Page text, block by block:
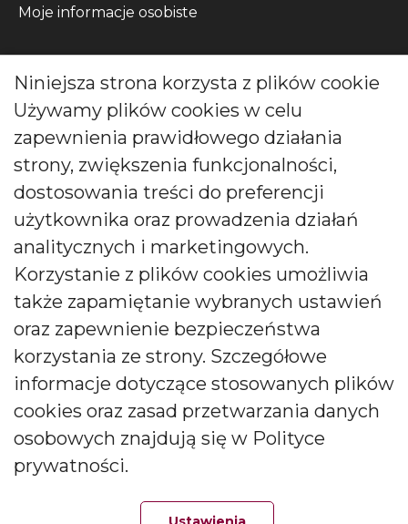
Moje informacje osobiste
Kontakt
ul. Wójcicka 12, 55-200 Bystrzyca, Polska
Zadzwoń do nas pod numer:
0048 71 313 91 91
biuro@bartek-candles.com
Copyright © 2026 Producent świec i dyfuzorów Bartek
Candles. All rights reserved.
Niniejsza strona korzysta z plików cookie
Używamy plików cookies w celu
zapewnienia prawidłowego działania
strony, zwiększenia funkcjonalności,
dostosowania treści do preferencji
użytkownika oraz prowadzenia działań
analitycznych i marketingowych.
Korzystanie z plików cookies umożliwia
także zapamiętanie wybranych ustawień
oraz zapewnienie bezpieczeństwa
korzystania ze strony. Szczegółowe
informacje dotyczące stosowanych plików
cookies oraz zasad przetwarzania danych
osobowych znajdują się w Polityce
prywatności.